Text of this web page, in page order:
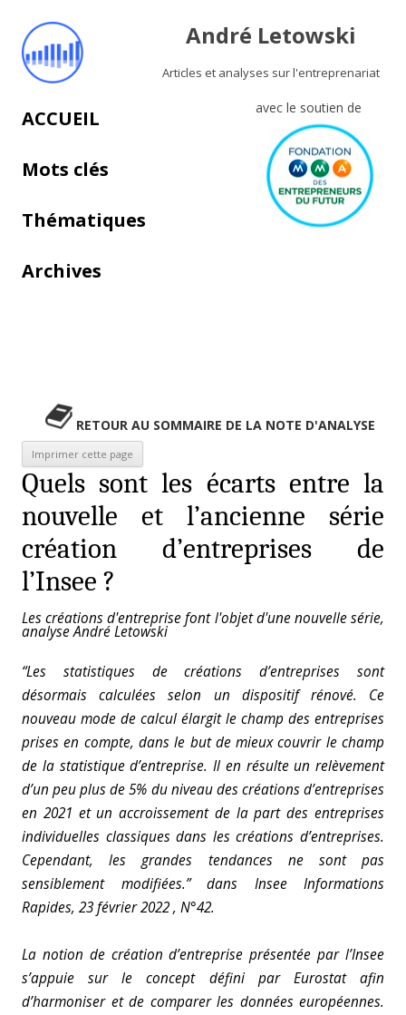
André Letowski
Articles et analyses sur l'entreprenariat
avec le soutien de
Aller au contenu principal
ACCUEIL
Mots clés
Thématiques
Archives
RETOUR AU SOMMAIRE DE LA NOTE D'ANALYSE
Quels sont les écarts entre la
nouvelle et l’ancienne série
création d’entreprises de
l’Insee ?
Les créations d'entreprise font l'objet d'une nouvelle série,
analyse André Letowski
“Les statistiques de créations d’entreprises sont
désormais calculées selon un dispositif rénové. Ce
nouveau mode de calcul élargit le champ des entreprises
prises en compte, dans le but de mieux couvrir le champ
de la statistique d’entreprise. Il en résulte un relèvement
d’un peu plus de 5% du niveau des créations d’entreprises
en 2021 et un accroissement de la part des entreprises
individuelles classiques dans les créations d’entreprises.
Cependant, les grandes tendances ne sont pas
sensiblement modifiées.” dans Insee Informations
Rapides, 23 février 2022 , N°42.
La notion de création d’entreprise présentée par l’Insee
s’appuie sur le concept défini par Eurostat afin
d’harmoniser et de comparer les données européennes.